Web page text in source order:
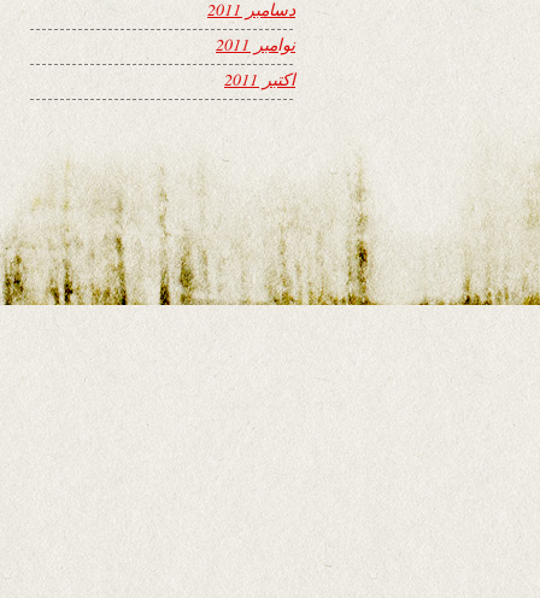
دسامبر 2011
نوامبر 2011
اکتبر 2011